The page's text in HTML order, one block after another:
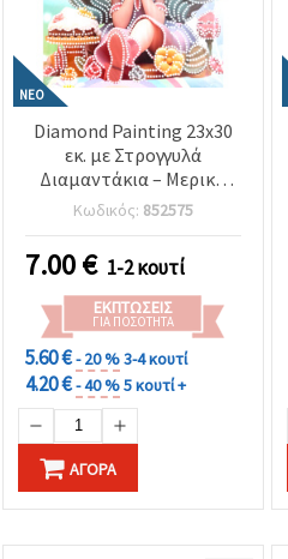
ΝΈΟ
Diamond Painting 23x30
εκ. με Στρογγυλά
Διαμαντάκια – Μερική
Επικόλληση “Sugar Girl”
με Κομψή Κορνίζα DG-
Κωδικός: 852575
7.00€ 1-2 κουτί
ΕΚΠΤΏΣΕΙΣ
ΓΙΑ ΠΟΣΌΤΗΤΑ
5.60 €- 20 %3-4 κουτί
4.20 €- 40 %5 κουτί +
ΑΓΟΡΆ